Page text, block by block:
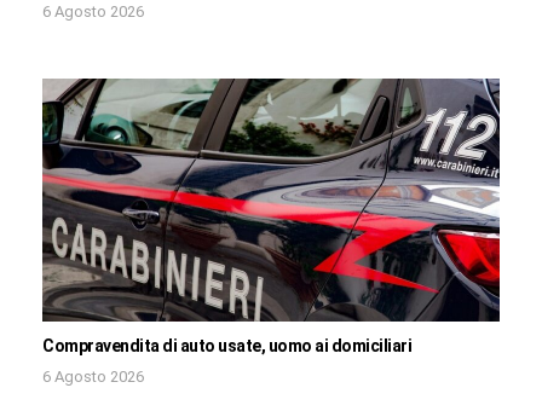
6 Agosto 2026
Compravendita di auto usate, uomo ai domiciliari
6 Agosto 2026